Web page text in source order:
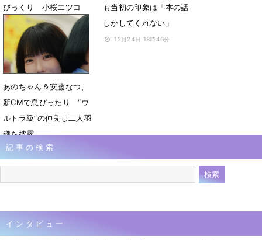
びっくり 小桜エツコ
「師匠感が！」
3月30日 09時44分
も当初の印象は「本の話
しかしてくれない」
12月24日 18時46分
あのちゃん＆安藤なつ、
新CMで息ぴったり “ウ
ルトラ級”の仲良し二人羽
織を披露
12月23日 07時00分
記事の検索
インタビュー